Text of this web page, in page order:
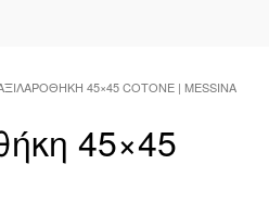
45×45 COTONE | MESSINA
45×45